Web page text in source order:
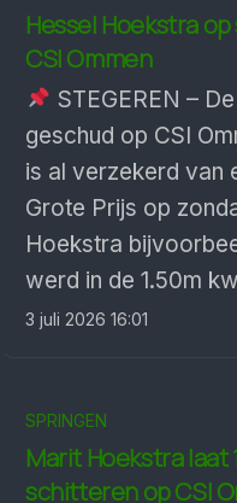
Hessel Hoekstra
CSI Ommen
STEGEREN –
geschud op CSI
is al verzekerd van
Grote Prijs op
Hoekstra
werd in de 1.50m
3 juli 2026 16:01
SPRINGEN
Marit Hoekstra laat
schitteren op CSI